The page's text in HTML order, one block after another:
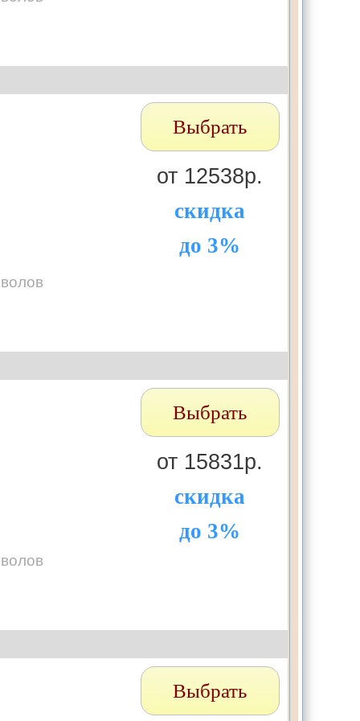
Выбрать
от 12538р.
скидка
до 3%
Выбрать
от 15831р.
скидка
до 3%
Выбрать